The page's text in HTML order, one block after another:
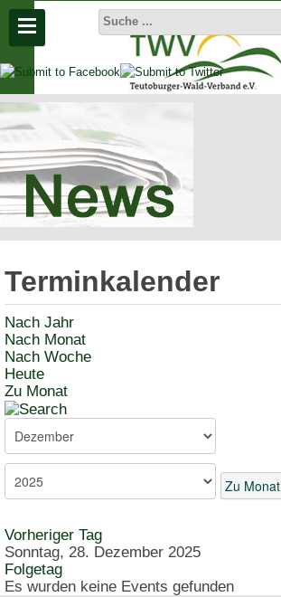
Terminkalender
Nach Jahr
Nach Monat
Nach Woche
Heute
Zu Monat
Zu Monat
Vorheriger Tag
Sonntag, 28. Dezember 2025
Folgetag
Es wurden keine Events gefunden